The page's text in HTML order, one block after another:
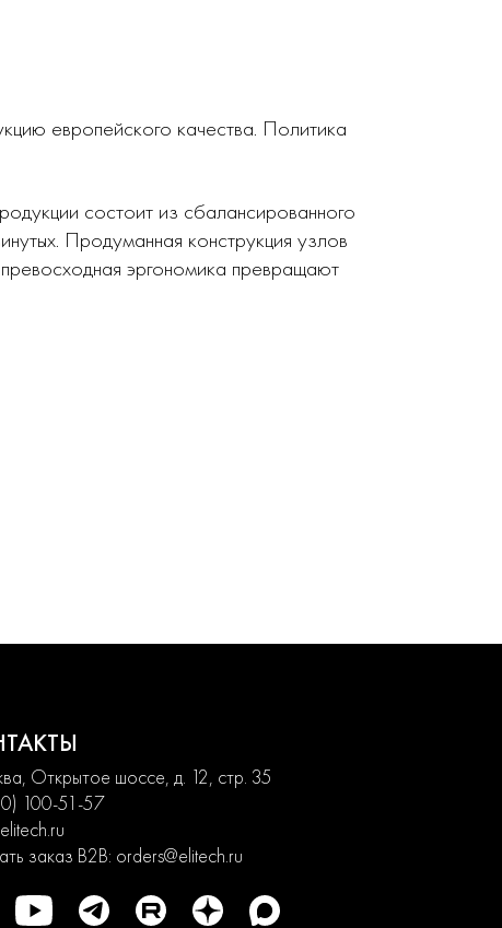
европейского качества. Политика
состоит из сбалансированного
Продуманная конструкция узлов
эргономика превращают
Открытое шоссе, д. 12, стр. 35
100-51-57
заказ B2B: orders@elitech.ru